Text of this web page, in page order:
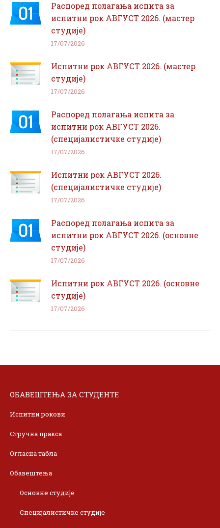
Распоред полагања испита за
испитни рок АВГУСТ 2026. (мастер
студије)
17/07/2026
Испитни рок АВГУСТ 2026. (мастер
студије)
17/07/2026
Распоред полагања испита за
испитни рок АВГУСТ 2026.
(специјалистичке студије)
17/07/2026
Испитни рок АВГУСТ 2026.
(специјалистичке студије)
17/07/2026
Распоред полагања испита за
испитни рок АВГУСТ 2026. (основне
студије)
17/07/2026
Испитни рок АВГУСТ 2026. (основне
студије)
17/07/2026
ОБАВЕШТЕЊА ЗА СТУДЕНТЕ
Испитни рокови
Стручна пракса
Огласна табла
Обавештења
Основне студије
Специјалистичке студије